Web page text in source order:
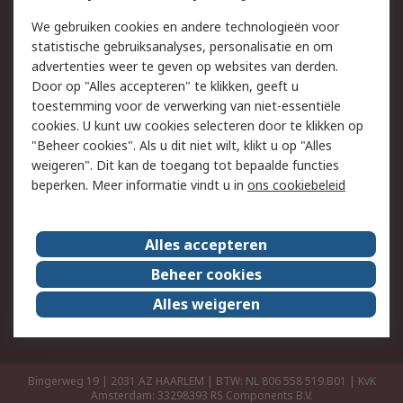
Track & Trace
Wettelijk
Cookiebeleid
Email veiligheid
Privacybeleid
Websitevoorwaarden
Algemene
verkoopvoorwaarden
Over RS
RS Group
Over ons
RS wereldwijd
Werken bij RS
ESG
Bingerweg 19 | 2031 AZ HAARLEM | BTW: NL 806 558 519.B01 | KvK
Amsterdam: 33298393 RS Components B.V.
We gebruiken cookies en andere technologieën voor
statistische gebruiksanalyses, personalisatie en om
advertenties weer te geven op websites van derden.
Door op "Alles accepteren" te klikken, geeft u
toestemming voor de verwerking van niet-essentiële
cookies. U kunt uw cookies selecteren door te klikken op
"Beheer cookies". Als u dit niet wilt, klikt u op "Alles
weigeren". Dit kan de toegang tot bepaalde functies
beperken. Meer informatie vindt u in ons cookiebeleid
Alles accepteren
Beheer cookies
Alles weigeren